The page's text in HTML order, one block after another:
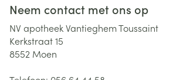
Neem contact met ons op
NV apotheek Vantieghem Toussaint
Kerkstraat 15
8552 Moen